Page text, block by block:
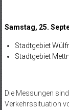
Samstag, 25.
Stadtgebiet
Stadtgebiet
Die Messungen
Verkehrssituation